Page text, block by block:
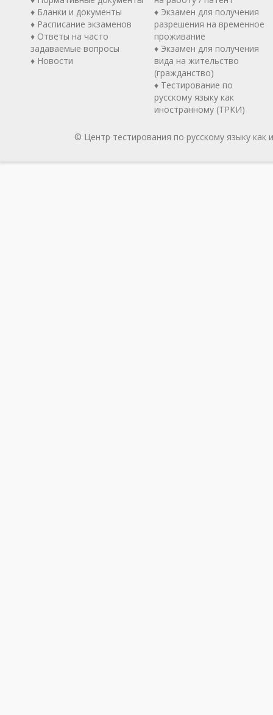
♦ Бланки и документы
♦ Расписание экзаменов
♦ Ответы на часто
задаваемые вопросы
♦ Новости
♦ Экзамен для получения
разрешения на временное
проживание
♦ Экзамен для получения
вида на жительство
(гражданство)
♦ Тестирование по
русскому языку как
иностранному (ТРКИ)
© Центр тестирования по русскому языку как